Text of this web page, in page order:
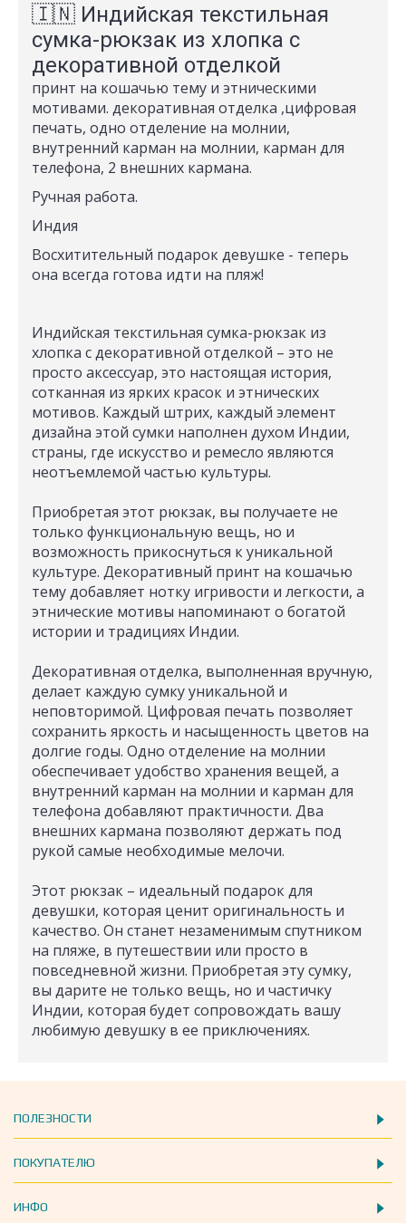
🇮🇳 Индийская текстильная
сумка-рюкзак из хлопка с
декоративной отделкой
принт на кошачью тему и этническими
мотивами. декоративная отделка ,цифровая
печать, одно отделение на молнии,
внутренний карман на молнии, карман для
телефона, 2 внешних кармана.
Ручная работа.
Индия
Восхитительный подарок девушке - теперь
она всегда готова идти на пляж!
Индийская текстильная сумка-рюкзак из
хлопка с декоративной отделкой – это не
просто аксессуар, это настоящая история,
сотканная из ярких красок и этнических
мотивов. Каждый штрих, каждый элемент
дизайна этой сумки наполнен духом Индии,
страны, где искусство и ремесло являются
неотъемлемой частью культуры.
Приобретая этот рюкзак, вы получаете не
только функциональную вещь, но и
возможность прикоснуться к уникальной
культуре. Декоративный принт на кошачью
тему добавляет нотку игривости и легкости, а
этнические мотивы напоминают о богатой
истории и традициях Индии.
Декоративная отделка, выполненная вручную,
делает каждую сумку уникальной и
неповторимой. Цифровая печать позволяет
сохранить яркость и насыщенность цветов на
долгие годы. Одно отделение на молнии
обеспечивает удобство хранения вещей, а
внутренний карман на молнии и карман для
телефона добавляют практичности. Два
внешних кармана позволяют держать под
рукой самые необходимые мелочи.
Этот рюкзак – идеальный подарок для
девушки, которая ценит оригинальность и
качество. Он станет незаменимым спутником
на пляже, в путешествии или просто в
повседневной жизни. Приобретая эту сумку,
вы дарите не только вещь, но и частичку
Индии, которая будет сопровождать вашу
любимую девушку в ее приключениях.
ПОЛЕЗНОСТИ
ПОКУПАТЕЛЮ
ИНФО